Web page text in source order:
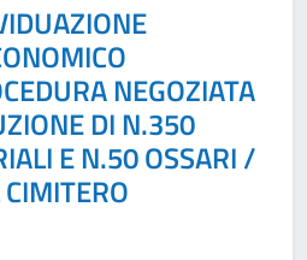
NEGOZIATA
DI N.350
E N.50 OSSARI /